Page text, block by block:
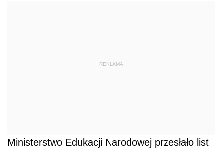
REKLAMA
Ministerstwo Edukacji Narodowej przesłało list